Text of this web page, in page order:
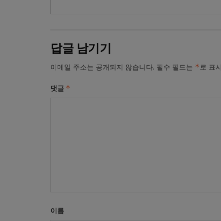
답글 남기기
이메일 주소는 공개되지 않습니다. 필수 필드는 *로 표
댓글 *
이름